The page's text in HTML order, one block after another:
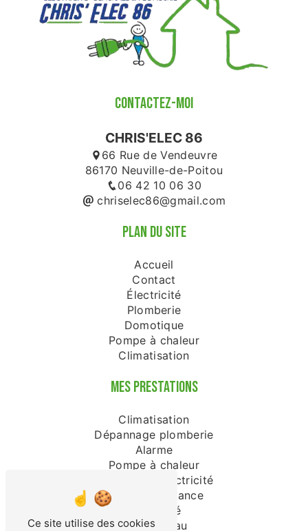
CONTACTEZ-MOI
CHRIS'ELEC 86
66 Rue de Vendeuvre
86170 Neuville-de-Poitou
06 42 10 06 30
chriselec86@gmail.com
PLAN DU SITE
Accueil
Contact
Électricité
Plomberie
Domotique
Pompe à chaleur
Climatisation
MES PRESTATIONS
Climatisation
Dépannage plomberie
Alarme
Pompe à chaleur
Dépannage électricité
Vidéo surveillance
Électricité
Chauffe-eau
Ce site utilise des cookies